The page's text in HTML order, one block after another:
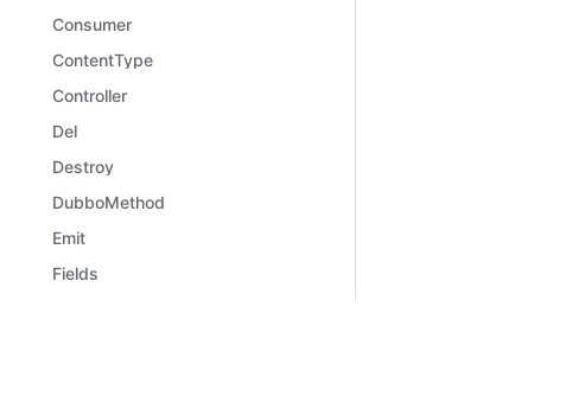
Consumer
ContentType
Controller
Del
Destroy
DubboMethod
Emit
Fields